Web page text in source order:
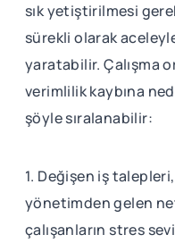
sık yetiştirilmesi
sürekli olarak
yaratabilir. Çalışma
verimlilik kaybına
şöyle sıralanabilir:
1. Değişen iş
yönetimden gelen
çalışanların stres